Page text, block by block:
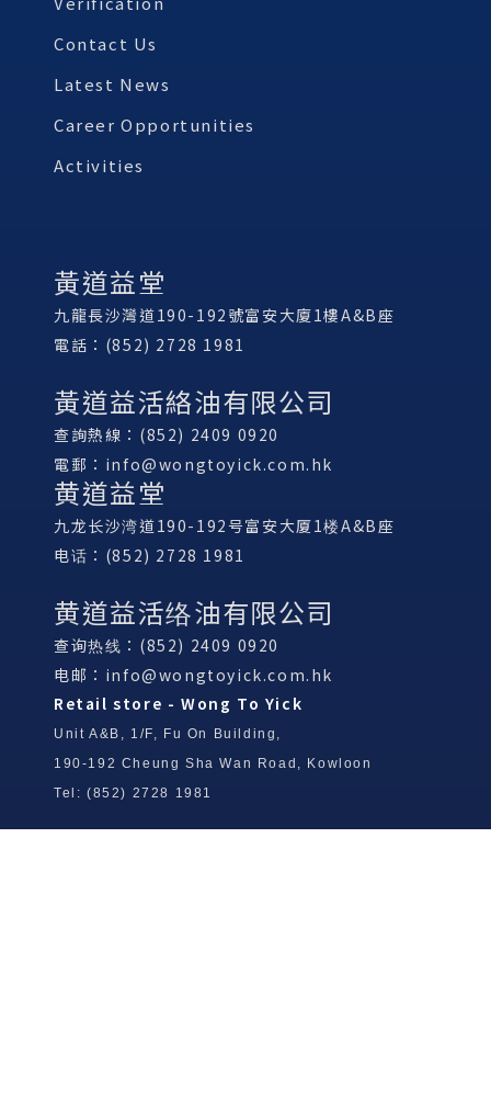
Contact Us
Latest News
Career Opportunities
Activities
黃道益堂
九龍長沙灣道190-192號富安大廈1樓A&B座
電話：(852) 2728 1981
黃道益活絡油有限公司
查詢熱線：(852) 2409 0920
電郵： info@wongtoyick.com.hk
黄道益堂
九龙长沙湾道190-192号富安大厦1楼A&B座
电话：(852) 2728 1981
黄道益活络油有限公司
查询热线：(852) 2409 0920
电邮： info@wongtoyick.com.hk
Retail store - Wong To Yick
Unit A&B, 1/F, Fu On Building,
190-192 Cheung Sha Wan Road, Kowloon
Tel: (852) 2728 1981